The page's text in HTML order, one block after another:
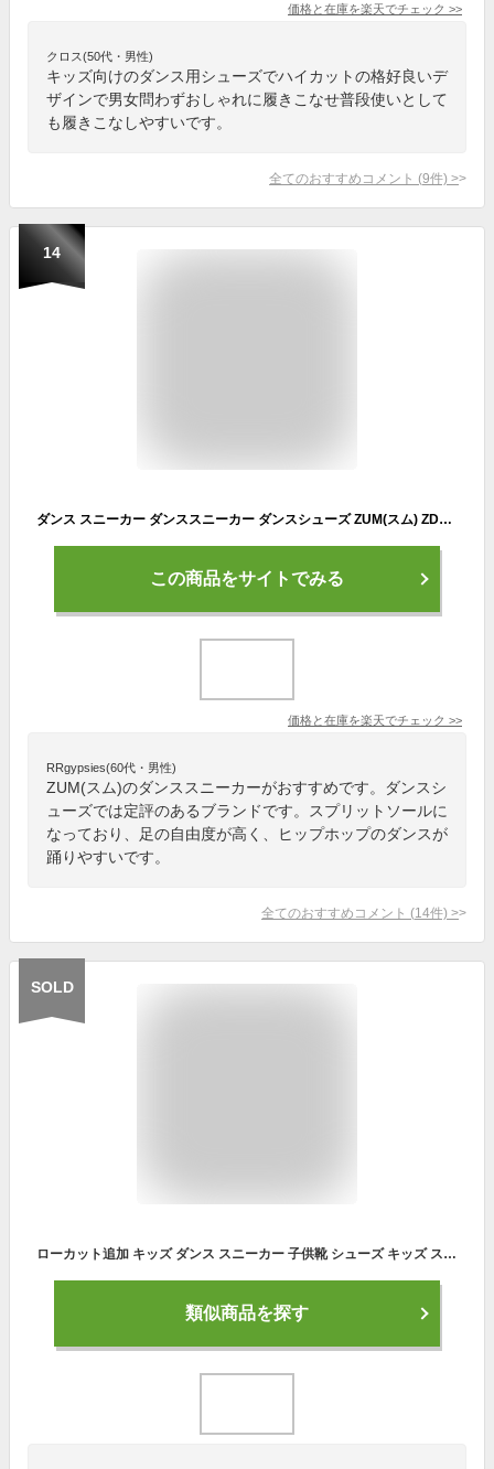
価格と在庫を楽天でチェック >>
クロス(50代・男性)
キッズ向けのダンス用シューズでハイカットの格好良いデ
ザインで男女問わずおしゃれに履きこなせ普段使いとして
も履きこなしやすいです。
全てのおすすめコメント (9件) >
14
ダンス スニーカー ダンススニーカー ダンスシューズ ZUM(スム) ZDS118-DX スプリットソール チアダンス リーディング ZUMBA フィットネス ジャズシューズ ヒップホップ シューズ リバイバルダンス【RSL】
この商品をサイトでみる
価格と在庫を楽天でチェック >>
RRgypsies(60代・男性)
ZUM(スム)のダンススニーカーがおすすめです。ダンスシ
ューズでは定評のあるブランドです。スプリットソールに
なっており、足の自由度が高く、ヒップホップのダンスが
踊りやすいです。
全てのおすすめコメント (14件) >
SOLD
ローカット追加 キッズ ダンス スニーカー 子供靴 シューズ キッズ スニーカー ジュニア キャンバス ハイカット 軽量 厚底 ストリート ヒップホップ ダンスシューズ 大人 ジュニア 男の子 女の子 ランニング かっこいい チアダンス シューズ 疲れない 通学 発表会 イベント
類似商品を探す